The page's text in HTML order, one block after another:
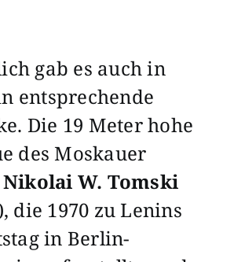
gab es auch in
entsprechende
Die 19 Meter hohe
des Moskauer
Nikolai W. Tomski
die 1970 zu Lenins
in Berlin-